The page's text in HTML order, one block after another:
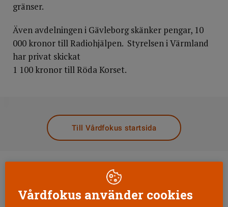
gränser.
Även avdelningen i Gävleborg skänker pengar, 10
000 kronor till Radiohjälpen. Styrelsen i Värmland
har privat skickat
1 100 kronor till Röda Korset.
Till Vårdfokus startsida
Vårdfokus använder cookies